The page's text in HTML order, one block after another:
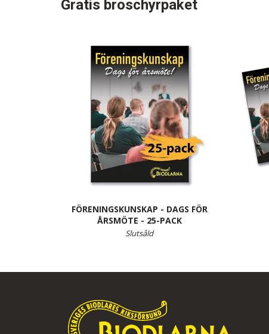
Gratis broschyrpaket
FÖRENINGSKUNSKAP - DAGS FÖR
ÅRSMÖTE - 25-PACK
Slutsåld